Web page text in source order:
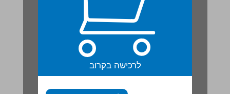
לרכישה בקרוב